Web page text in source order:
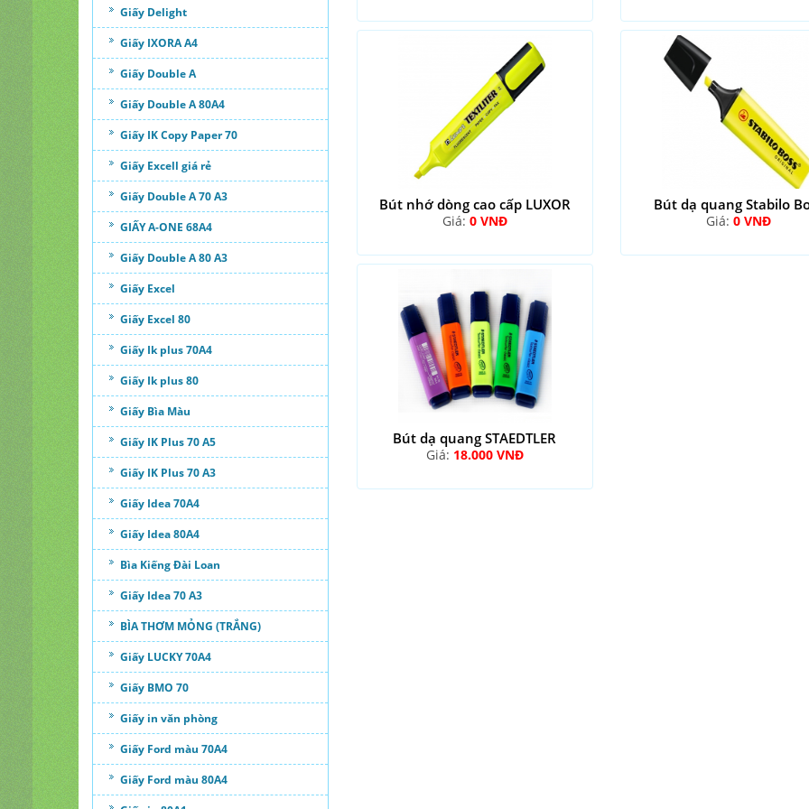
Giấy Delight
Giấy IXORA A4
Giấy Double A
Giấy Double A 80A4
Giấy IK Copy Paper 70
Giấy Excell giá rẻ
Giấy Double A 70 A3
GIẤY A-ONE 68A4
Giấy Double A 80 A3
Giấy Excel
Giấy Excel 80
Giấy Ik plus 70A4
Giấy Ik plus 80
Giấy Bìa Màu
Giấy IK Plus 70 A5
Giấy IK Plus 70 A3
Giấy Idea 70A4
Giấy Idea 80A4
Bìa Kiếng Đài Loan
Giấy Idea 70 A3
BÌA THƠM MỎNG (TRẮNG)
Giấy LUCKY 70A4
Giấy BMO 70
Giấy in văn phòng
Giấy Ford màu 70A4
Giấy Ford màu 80A4
Bút nhớ dòng cao cấp LUXOR
Giá: 0 VNĐ
Bút dạ quang Stabilo
Giá:0 VNĐ
Bút dạ quang STAEDTLER
Giá: 18.000 VNĐ